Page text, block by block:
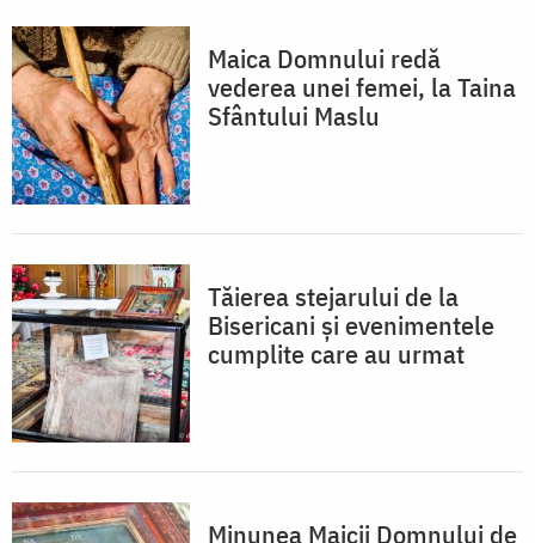
Maica Domnului redă
vederea unei femei, la Taina
Sfântului Maslu
Tăierea stejarului de la
Bisericani și evenimentele
cumplite care au urmat
Minunea Maicii Domnului de